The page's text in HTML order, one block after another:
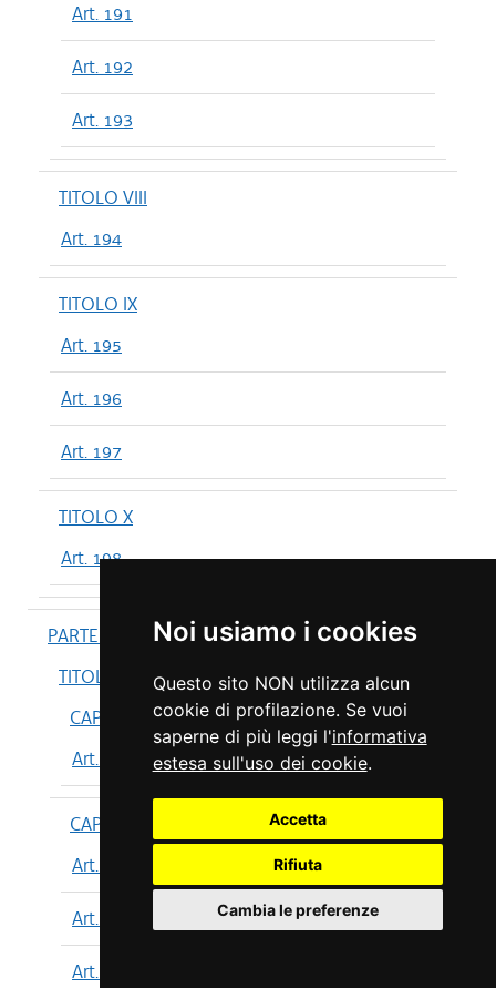
Noi usiamo i cookies
Questo sito NON utilizza alcun
cookie di profilazione. Se vuoi
saperne di più leggi l'informativa
estesa sull'uso dei cookie.
Accetta
Rifiuta
Cambia le preferenze
Art. 191
Art. 192
Art. 193
TITOLO VIII
Art. 194
TITOLO IX
Art. 195
Art. 196
Art. 197
TITOLO X
Art. 198
PARTE IV
TITOLO I
CAPO I
Art. 199
CAPO II
Art. 200
Art. 201
Art. 202